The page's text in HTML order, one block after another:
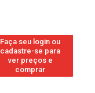
Faça seu login ou
cadastre-se para
ver preços e
comprar